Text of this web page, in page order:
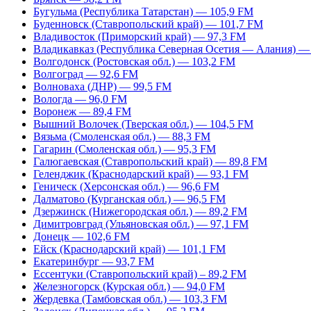
Бугульма (Республика Татарстан) — 105,9 FM
Буденновск (Ставропольский край) — 101,7 FM
Владивосток (Приморский край) — 97,3 FM
Владикавказ (Республика Северная Осетия — Алания)
Волгодонск (Ростовская обл.) — 103,2 FM
Волгоград — 92,6 FM
Волноваха (ДНР) — 99,5 FM
Вологда — 96,0 FM
Воронеж — 89,4 FM
Вышний Волочек (Тверская обл.) — 104,5 FM
Вязьма (Смоленская обл.) — 88,3 FM
Гагарин (Смоленская обл.) — 95,3 FM
Галюгаевская (Ставропольский край) — 89,8 FM
Геленджик (Краснодарский край) — 93,1 FM
Геническ (Херсонская обл.) — 96,6 FM
Далматово (Курганская обл.) — 96,5 FM
Дзержинск (Нижегородская обл.) — 89,2 FM
Димитровград (Ульяновская обл.) — 97,1 FM
Донецк — 102,6 FM
Ейск (Краснодарский край) — 101,1 FM
Екатеринбург — 93,7 FM
Ессентуки (Ставропольский край) – 89,2 FM
Железногорск (Курская обл.) — 94,0 FM
Жердевка (Тамбовская обл.) — 103,3 FM